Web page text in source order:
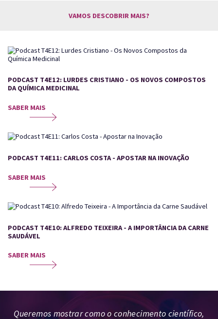
VAMOS DESCOBRIR MAIS?
PODCAST T4E12: LURDES CRISTIANO - OS NOVOS COMPOSTOS
DA QUÍMICA MEDICINAL
SABER MAIS
PODCAST T4E11: CARLOS COSTA - APOSTAR NA INOVAÇÃO
SABER MAIS
PODCAST T4E10: ALFREDO TEIXEIRA - A IMPORTÂNCIA DA CARNE
SAUDÁVEL
SABER MAIS
Queremos mostrar como o conhecimento científico,